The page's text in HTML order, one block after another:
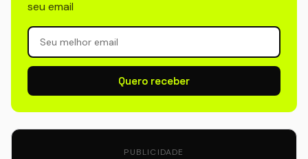
seu email
Quero receber
PUBLICIDADE